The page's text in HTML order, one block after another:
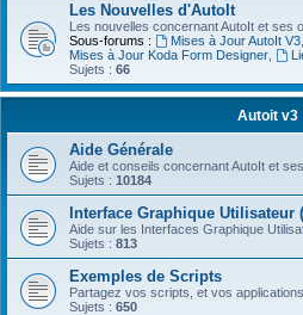
Les Nouvelles d'AutoIt
Les nouvelles concernant AutoIt et ses
Sous-forums :
Mises à Jour AutoIt V3,
Mises à Jour Koda Form Designer
Sujets : 66
Autoit v3
Aide Générale
Aide et conseils concernant AutoIt et ses
Sujets : 10184
Interface Graphique Utilisateur
Aide sur les Interfaces Graphique
Sujets : 813
Exemples de Scripts
Partagez vos scripts, et vos applications
Sujets : 650